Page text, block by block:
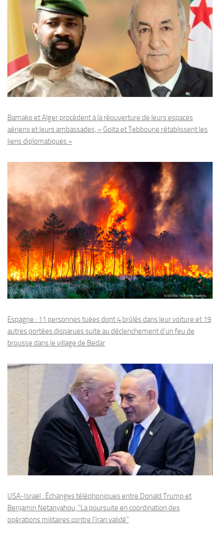
Bamako et Alger procèdent à la réouverture de leurs espaces
aériens et leurs ambassades, « Goïta et Tebboune rétablissent les
liens diplomatiques »
Espagne : 11 personnes tuées dont 4 brûlés dans leur voiture et 19
autres portées disparues suite au déclenchement d’un feu de
brousse dans le village de Bedar
USA-Israël : Échanges téléphoniques entre Donald Trump et
Benjamin Netanyahou, "La poursuite en coordination des
opérations militaires contre l'Iran validé"